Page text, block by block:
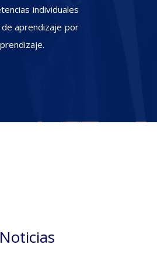
individuales
aprendizaje por